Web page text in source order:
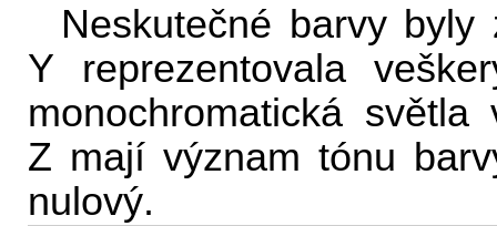
Neskutečné barvy
Y reprezentovala
monochromatická
Z mají význam tónu
nulový.